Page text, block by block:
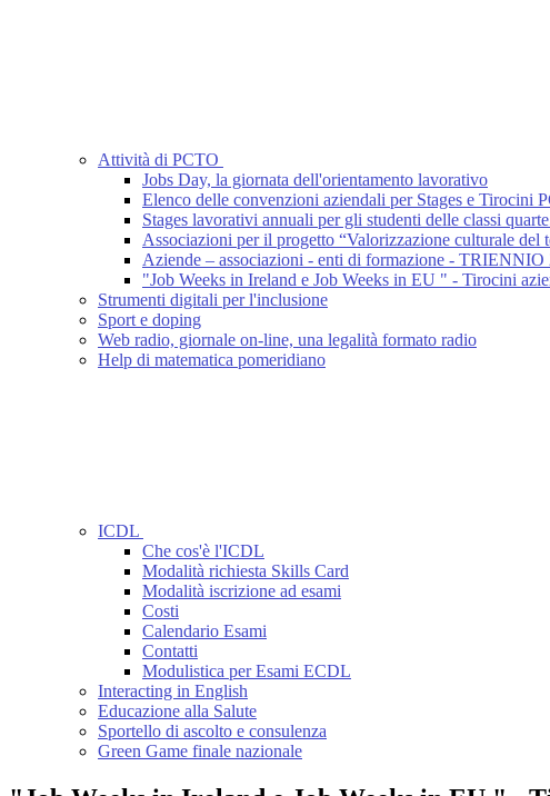
Attività di PCTO
Jobs Day, la giornata dell'orientamento lavorativo
Elenco delle convenzioni aziendali per Stages e Tirocini
Stages lavorativi annuali per gli studenti delle classi
Associazioni per il progetto “Valorizzazione culturale
Aziende – associazioni - enti di formazione - TRIENNIO
"Job Weeks in Ireland e Job Weeks in EU " - Tirocini
Strumenti digitali per l'inclusione
Sport e doping
Web radio, giornale on-line, una legalità formato radio
Help di matematica pomeridiano
ICDL
Che cos'è l'ICDL
Modalità richiesta Skills Card
Modalità iscrizione ad esami
Costi
Calendario Esami
Contatti
Modulistica per Esami ECDL
Interacting in English
Educazione alla Salute
Sportello di ascolto e consulenza
Green Game finale nazionale